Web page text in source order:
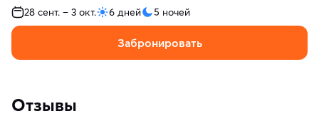
28 сент. – 3 окт. 6 дней 5 ночей
Забронировать
Отзывы